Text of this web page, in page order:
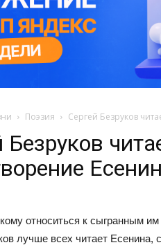
Поэзия Сергей Безруков
Безруков
относиться к сыгранным
лучше всех читает Есенина,